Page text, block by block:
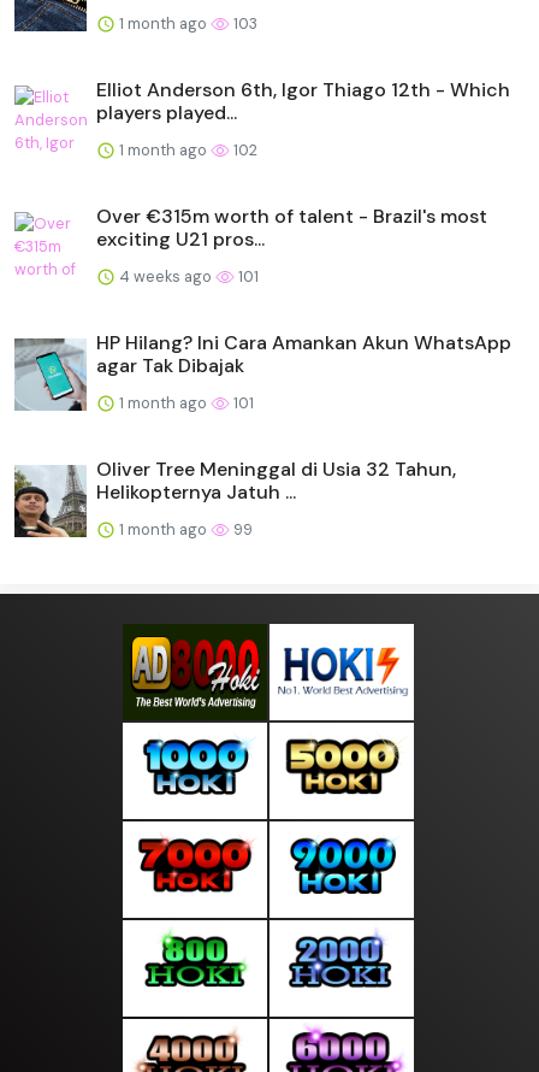
1 month ago 103
Elliot Anderson 6th, Igor Thiago 12th - Which
players played...
1 month ago 102
Over €315m worth of talent - Brazil's most
exciting U21 pros...
4 weeks ago 101
HP Hilang? Ini Cara Amankan Akun WhatsApp
agar Tak Dibajak
1 month ago 101
Oliver Tree Meninggal di Usia 32 Tahun,
Helikopternya Jatuh ...
1 month ago 99